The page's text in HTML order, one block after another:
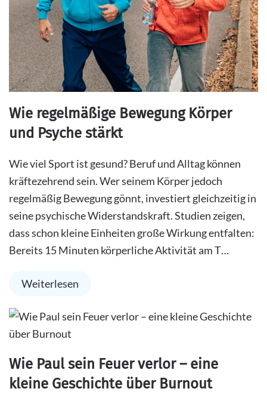
Wie regelmäßige Bewegung Körper
und Psyche stärkt
Wie viel Sport ist gesund? Beruf und Alltag können
kräftezehrend sein. Wer seinem Körper jedoch
regelmäßig Bewegung gönnt, investiert gleichzeitig in
seine psychische Widerstandskraft. Studien zeigen,
dass schon kleine Einheiten große Wirkung entfalten:
Bereits 15 Minuten körperliche Aktivität am T…
Weiterlesen
Wie Paul sein Feuer verlor – eine
kleine Geschichte über Burnout